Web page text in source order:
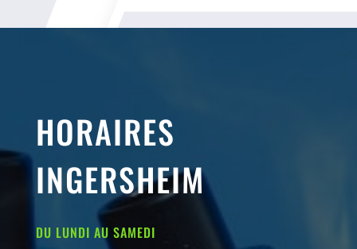
HORAIRES
INGERSHEIM
DU LUNDI AU SAMEDI